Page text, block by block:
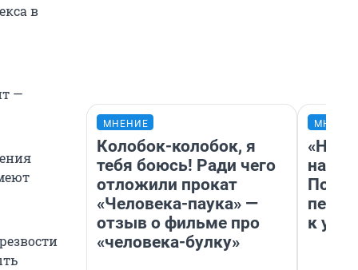
в
—
МНЕНИЕ
Колобок-колобок, я
тебя боюсь! Ради чего
отложили прокат
«Человека-паука» —
отзыв о фильме про
«человека-булку»
надо
к